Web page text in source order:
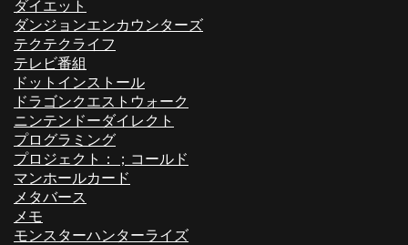
ダイエット
ダンジョンエンカウンターズ
テクテクライフ
テレビ番組
ドットインストール
ドラゴンクエストウォーク
ニンテンドーダイレクト
プログラミング
プロジェクト：；コールド
マンホールカード
メタバース
メモ
モンスターハンターライズ